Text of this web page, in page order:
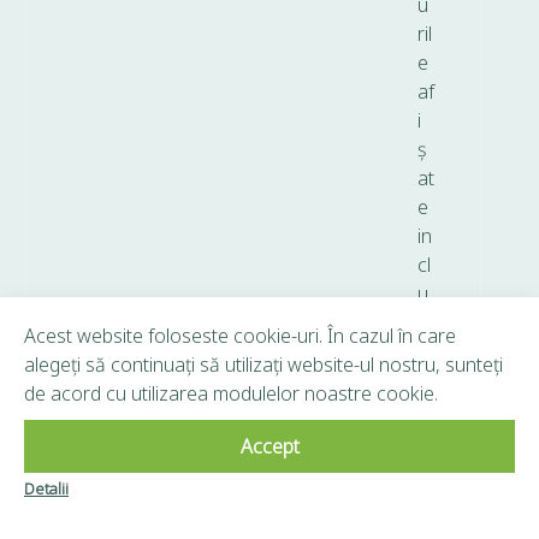
ril
e
af
i
ș
at
e
in
cl
u
T
V
A.
Copyright © 2026 Frunză Verde - Toate drepturile
Acest website foloseste cookie-uri. În cazul în care
alegeți să continuați să utilizați website-ul nostru, sunteți
de acord cu utilizarea modulelor noastre cookie.
Accept
Detalii